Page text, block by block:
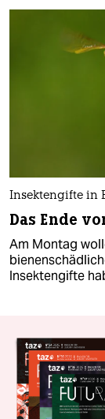
Insektengifte in
Das Ende
Am Montag
Insektengifte